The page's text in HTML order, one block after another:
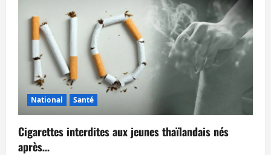
National Santé
Cigarettes interdites aux jeunes thaïlandais nés
après…